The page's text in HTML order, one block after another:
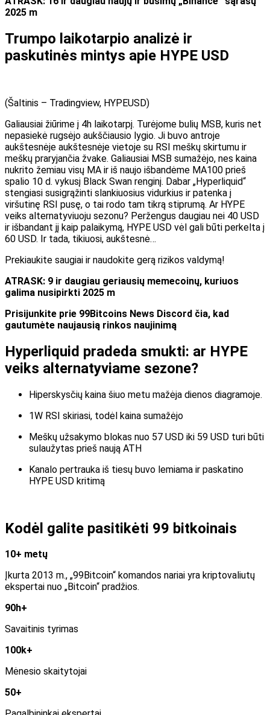
2025 m
Trumpo laikotarpio analizė ir
paskutinės mintys apie HYPE USD
(Šaltinis – Tradingview, HYPEUSD)
Galiausiai žiūrime į 4h laikotarpį. Turėjome bulių MSB, kuris net
nepasiekė rugsėjo aukščiausio lygio. Ji buvo antroje
aukštesnėje aukštesnėje vietoje su RSI meškų skirtumu ir
meškų praryjančia žvake. Galiausiai MSB sumažėjo, nes kaina
nukrito žemiau visų MA ir iš naujo išbandėme MA100 prieš
spalio 10 d. vykusį Black Swan renginį. Dabar „Hyperliquid“
stengiasi susigrąžinti slankiuosius vidurkius ir patenka į
viršutinę RSI pusę, o tai rodo tam tikrą stiprumą. Ar HYPE
veiks alternatyviuoju sezonu? Peržengus daugiau nei 40 USD
ir išbandant jį kaip palaikymą, HYPE USD vėl gali būti perkelta į
60 USD. Ir tada, tikiuosi, aukštesnė…
Prekiaukite saugiai ir naudokite gerą rizikos valdymą!
ATRASK: 9 ir daugiau geriausių memecoinų, kuriuos
galima nusipirkti 2025 m
Prisijunkite prie 99Bitcoins News Discord čia, kad
gautumėte naujausią rinkos naujinimą
Hyperliquid pradeda smukti: ar HYPE
veiks alternatyviame sezone?
Hiperskysčių kaina šiuo metu mažėja dienos diagramoje.
1W RSI skiriasi, todėl kaina sumažėjo
Meškų užsakymo blokas nuo 57 USD iki 59 USD turi būti
sulaužytas prieš naują ATH
Kanalo pertrauka iš tiesų buvo lemiama ir paskatino
HYPE USD kritimą
Kodėl galite pasitikėti 99 bitkoinais
10+ metų
Įkurta 2013 m., „99Bitcoin“ komandos nariai yra kriptovaliutų
ekspertai nuo „Bitcoin“ pradžios.
90h+
Savaitinis tyrimas
100k+
Mėnesio skaitytojai
50+